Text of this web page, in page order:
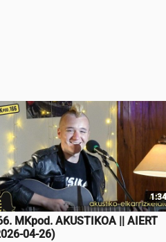
MKpod. AKUSTIKOA || AIERT
04-26)